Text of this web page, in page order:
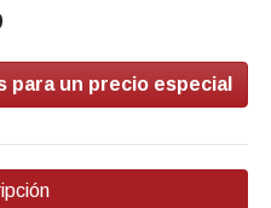
para un precio especial